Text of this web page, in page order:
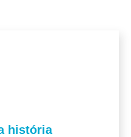
história